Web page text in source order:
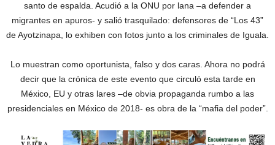
santo de espalda. Acudió a la ONU por lana –a defender a
migrantes en apuros- y salió trasquilado: defensores de “Los 43”
de Ayotzinapa, lo exhiben con fotos junto a los criminales de Iguala.
Lo muestran como oportunista, falso y dos caras. Ahora no podrá
decir que la crónica de este evento que circuló esta tarde en
México, EU y otras lares –de obvia propaganda rumbo a las
presidenciales en México de 2018- es obra de la “mafia del poder”.